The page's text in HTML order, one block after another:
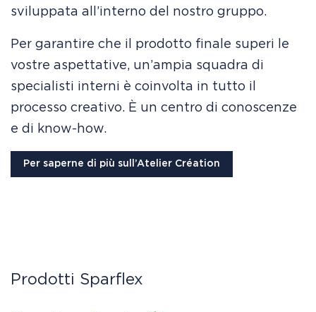
sviluppata all’interno del nostro gruppo.
Per garantire che il prodotto finale superi le
vostre aspettative, un’ampia squadra di
specialisti interni è coinvolta in tutto il
processo creativo. È un centro di conoscenze
e di know-how.
Per saperne di più sull’Atelier Création
Prodotti Sparflex